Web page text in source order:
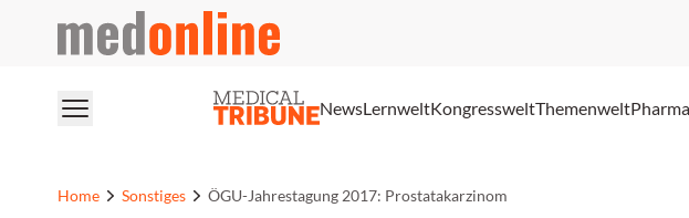
medonline
NewsLernweltKongressweltThemenwelt
Home Sonstiges ÖGU-Jahrestagung 2017: Prostatakarzinom